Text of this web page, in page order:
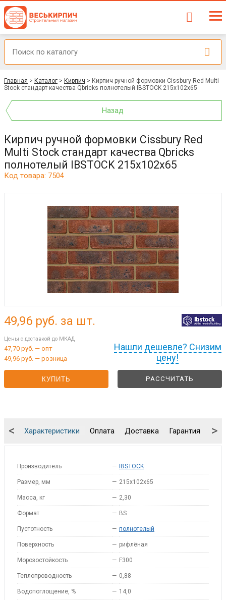
Главная > Каталог > Кирпич > Кирпич ручной формовки Cissbury Red Multi
Stock стандарт качества Qbricks полнотелый IBSTOCK 215x102x65
Назад
Кирпич ручной формовки Cissbury Red
Multi Stock стандарт качества Qbricks
полнотелый IBSTOCK 215x102x65
Код товара: 7504
Нашли дешевле? Снизим
цену!
49,96 руб. за шт.
Цены с доставкой до МКАД
47,70 руб. — опт
49,96 руб. — розница
КУПИТЬ РАССЧИТАТЬ
Характеристики Оплата Доставка Гарантия
< >
Производитель — IBSTOCK
Размер, мм — 215x102x65
Масса, кг — 2,30
Формат — BS
Пустотность — полнотелый
Поверхность — рифлёная
Морозостойкость — F300
Теплопроводность — 0,88
Водопоглощение, % — 14,0